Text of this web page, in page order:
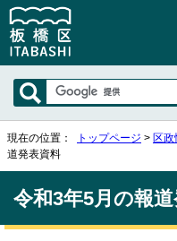
現在の位置： トップページ > 区政
道発表資料
令和3年5月の報